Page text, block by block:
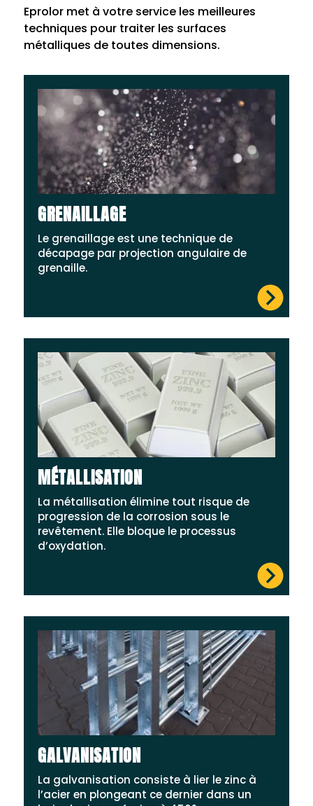
Eprolor met à votre service les meilleures
techniques pour traiter les surfaces
métalliques de toutes dimensions.
GRENAILLAGE
Le grenaillage est une technique de
décapage par projection angulaire de
grenaille.
MÉTALLISATION
La métallisation élimine tout risque de
progression de la corrosion sous le
revêtement. Elle bloque le processus
d’oxydation.
GALVANISATION
La galvanisation consiste à lier le zinc à
l’acier en plongeant ce dernier dans un